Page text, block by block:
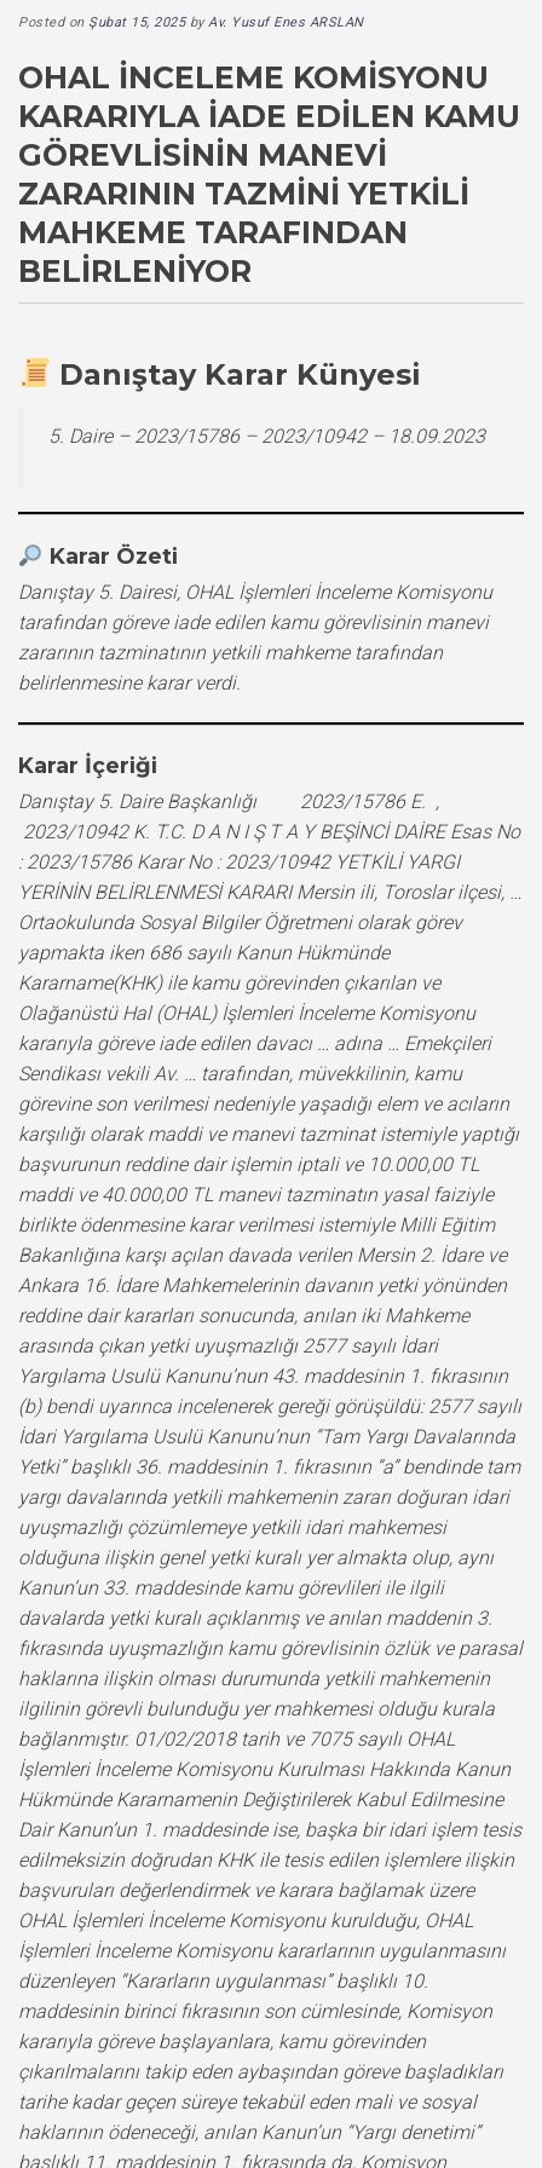
Posted on Şubat 15, 2025byAv. Yusuf Enes ARSLAN
OHAL İNCELEME KOMISYONU
KARARIYLA İADE EDILEN KAMU
GÖREVLISININ MANEVI
ZARARININ TAZMINI YETKILI
MAHKEME TARAFINDAN
BELIRLENIYOR
Danıştay Karar Künyesi
5. Daire – 2023/15786 – 2023/10942 – 18.09.2023
Karar Özeti
Danıştay 5. Dairesi, OHAL İşlemleri İnceleme Komisyonu
tarafından göreve iade edilen kamu görevlisinin manevi
zararının tazminatının yetkili mahkeme tarafından
belirlenmesine karar verdi.
Karar İçeriği
Danıştay 5. Daire Başkanlığı 2023/15786 E. ,
2023/10942 K. T.C. D A N I Ş T A Y BEŞİNCİ DAİRE Esas No
: 2023/15786 Karar No : 2023/10942 YETKİLİ YARGI
YERİNİN BELİRLENMESİ KARARI Mersin ili, Toroslar ilçesi, …
Ortaokulunda Sosyal Bilgiler Öğretmeni olarak görev
yapmakta iken 686 sayılı Kanun Hükmünde
Kararname(KHK) ile kamu görevinden çıkarılan ve
Olağanüstü Hal (OHAL) İşlemleri İnceleme Komisyonu
kararıyla göreve iade edilen davacı … adına … Emekçileri
Sendikası vekili Av. … tarafından, müvekkilinin, kamu
görevine son verilmesi nedeniyle yaşadığı elem ve acıların
karşılığı olarak maddi ve manevi tazminat istemiyle yaptığı
başvurunun reddine dair işlemin iptali ve 10.000,00 TL
maddi ve 40.000,00 TL manevi tazminatın yasal faiziyle
birlikte ödenmesine karar verilmesi istemiyle Milli Eğitim
Bakanlığına karşı açılan davada verilen Mersin 2. İdare ve
Ankara 16. İdare Mahkemelerinin davanın yetki yönünden
reddine dair kararları sonucunda, anılan iki Mahkeme
arasında çıkan yetki uyuşmazlığı 2577 sayılı İdari
Yargılama Usulü Kanunu’nun 43. maddesinin 1. fıkrasının
(b) bendi uyarınca incelenerek gereği görüşüldü: 2577 sayılı
İdari Yargılama Usulü Kanunu’nun “Tam Yargı Davalarında
Yetki” başlıklı 36. maddesinin 1. fıkrasının “a” bendinde tam
yargı davalarında yetkili mahkemenin zararı doğuran idari
uyuşmazlığı çözümlemeye yetkili idari mahkemesi
olduğuna ilişkin genel yetki kuralı yer almakta olup, aynı
Kanun’un 33. maddesinde kamu görevlileri ile ilgili
davalarda yetki kuralı açıklanmış ve anılan maddenin 3.
fıkrasında uyuşmazlığın kamu görevlisinin özlük ve parasal
haklarına ilişkin olması durumunda yetkili mahkemenin
ilgilinin görevli bulunduğu yer mahkemesi olduğu kurala
bağlanmıştır. 01/02/2018 tarih ve 7075 sayılı OHAL
İşlemleri İnceleme Komisyonu Kurulması Hakkında Kanun
Hükmünde Kararnamenin Değiştirilerek Kabul Edilmesine
Dair Kanun’un 1. maddesinde ise, başka bir idari işlem tesis
edilmeksizin doğrudan KHK ile tesis edilen işlemlere ilişkin
başvuruları değerlendirmek ve karara bağlamak üzere
OHAL İşlemleri İnceleme Komisyonu kurulduğu, OHAL
İşlemleri İnceleme Komisyonu kararlarının uygulanmasını
düzenleyen “Kararların uygulanması” başlıklı 10.
maddesinin birinci fıkrasının son cümlesinde, Komisyon
kararıyla göreve başlayanlara, kamu görevinden
çıkarılmalarını takip eden aybaşından göreve başladıkları
tarihe kadar geçen süreye tekabül eden mali ve sosyal
haklarının ödeneceği, anılan Kanun’un “Yargı denetimi”
başlıklı 11. maddesinin 1. fıkrasında da, Komisyon